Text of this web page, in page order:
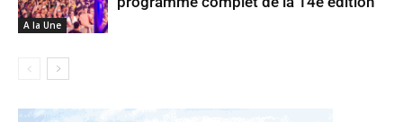
A la Une